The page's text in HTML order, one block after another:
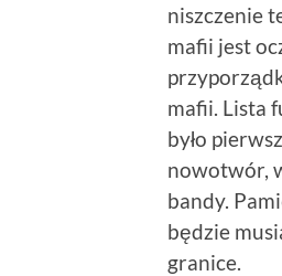
niszczenie
mafii jest
mafii. Lista
było
nowotwór,
bandy.
będzie
granice.